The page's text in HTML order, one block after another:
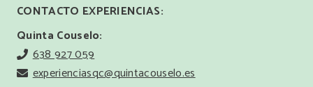
CONTACTO EXPERIENCIAS:
Quinta Couselo:
638 927 059
experienciasqc@quintacouselo.es